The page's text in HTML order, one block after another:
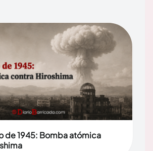
de 1945: Bomba atómica